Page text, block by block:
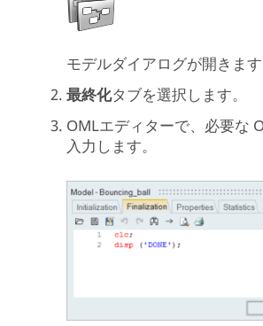
モデルダイアログが開きます
最終化タブを選択します。
OMLエディターで、必要な
入力します。